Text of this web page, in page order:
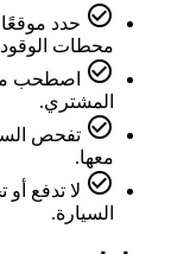
check_circle_outline حدد موقعًا
محطات
check_circle_outline
اصطحب
المشتري.
check_circle_outline تفحص
معها.
check_circle_outline لا تدفع
السيارة.